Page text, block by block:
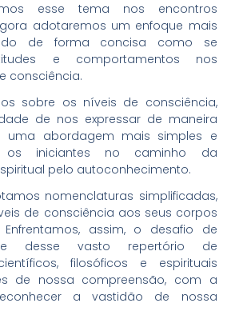
esse tema nos encontros
adotaremos um enfoque mais
de forma concisa como se
e comportamentos nos
consciência.
sobre os níveis de consciência,
de nos expressar de maneira
uma abordagem mais simples e
os iniciantes no caminho da
pelo autoconhecimento.
nomenclaturas simplificadas,
de consciência aos seus corpos
Enfrentamos, assim, o desafio de
desse vasto repertório de
filosóficos e espirituais
de nossa compreensão, com a
a vastidão de nossa